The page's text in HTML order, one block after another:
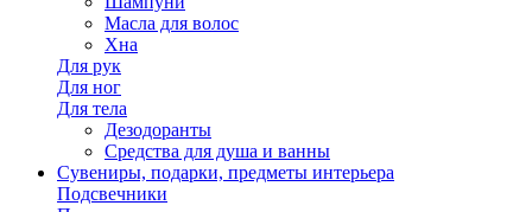
Масла для волос
Хна
Для рук
Для ног
Для тела
Дезодоранты
Средства для душа и ванны
Сувениры, подарки, предметы интерьера
Подсвечники